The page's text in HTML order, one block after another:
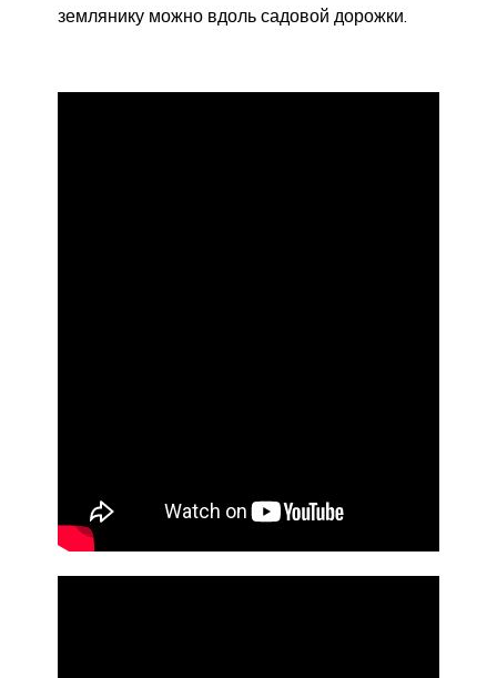
землянику можно вдоль садовой дорожки.